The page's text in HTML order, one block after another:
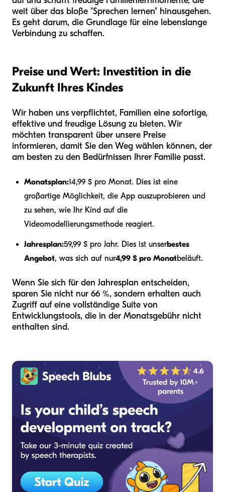
weit über das bloße "Sprechen lernen" hinausgehen.
Es geht darum, die Grundlage für eine lebenslange
Verbindung zu schaffen.
Preise und Wert: Investition in die
Zukunft Ihres Kindes
Wir haben uns verpflichtet, Familien eine sofortige,
effektive und freudige Lösung zu bieten. Wir
möchten transparent über unsere Preise
informieren, damit Sie den Weg wählen können, der
am besten zu den Bedürfnissen Ihrer Familie passt.
Monatsplan:14,99 $ pro Monat. Dies ist eine
großartige Möglichkeit, die App auszuprobieren und
zu sehen, wie Ihr Kind auf die
Videomodellierungsmethode reagiert.
Jahresplan:59,99 $ pro Jahr. Dies ist unserbestes
Angebot, was sich auf nur4,99 $ pro Monatbeläuft.
Wenn Sie sich für den Jahresplan entscheiden,
sparen Sie nicht nur 66 %, sondern erhalten auch
Zugriff auf eine vollständige Suite von
Entwicklungstools, die in der Monatsgebühr nicht
enthalten sind.